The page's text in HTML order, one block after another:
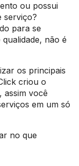
ou possui
serviço?
para se
não é
os principais
criou o
assim você
em um só
no que